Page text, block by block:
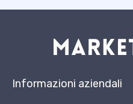
Informazioni aziendali